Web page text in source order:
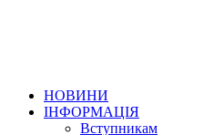
НОВИНИ
ІНФОРМАЦІЯ
Вступникам